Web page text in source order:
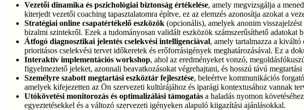
Vezetői dinamika és pszichológiai biztonság értékelése, amely megvizsgálja a
kiterjedt vezetői coaching tapasztalatomra építve, ez az elemzés azonosítja azokat a
Stratégiai online csapatértékelő eszközök (opcionális), amelyek anonim
bizalmi szintekről. Ezek a tudományosan validált eszközök számszerűsíthető adatokat
Átfogó diagnosztikai jelentés cselekvési intelligenciával, amely tartalmazza a
prioritásos cselekvési tervet időkeretek és erőforrásigények meghatározásával. Ez a
Interaktív implementációs workshop, ahol az eredményeket vonzó,
figyelmeztető jeleket, azonnali beavatkozásokat végrehajtani, és hosszú távú
Személyre szabott megtartási eszköztár fejlesztése, beleértve kommunikációs
amelyek kifejezetten az Ön szervezeti kultúrájához és iparági kontextusához vannak
Utókövetési monitorozás és optimalizálási támogatás a haladás nyomon
egyeztetésekkel és a változó szervezeti igényeken alapuló kiigazítási ajánlásokkal.